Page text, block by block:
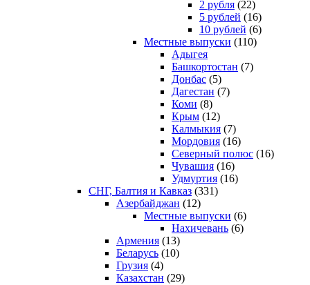
2 рубля (22)
5 рублей (16)
10 рублей (6)
Местные выпуски (110)
Адыгея
Башкортостан (7)
Донбас (5)
Дагестан (7)
Коми (8)
Крым (12)
Калмыкия (7)
Мордовия (16)
Северный полюс (16)
Чувашия (16)
Удмуртия (16)
СНГ, Балтия и Кавказ (331)
Азербайджан (12)
Местные выпуски (6)
Нахичевань (6)
Армения (13)
Беларусь (10)
Грузия (4)
Казахстан (29)